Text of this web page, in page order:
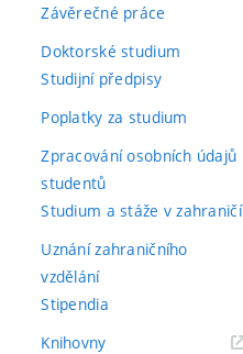
Závěrečné práce
Doktorské studium
Studijní předpisy
Poplatky za studium
Zpracování osobních údajů
studentů
Studium a stáže v zahraničí
Uznání zahraničního
vzdělání
Stipendia
Knihovny(externí